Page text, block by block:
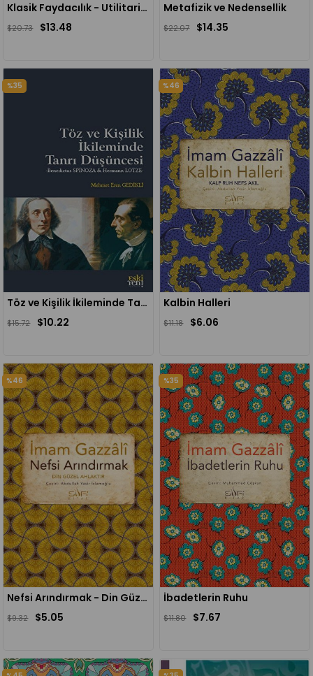
Klasik Faydacılık - Utilitarianism
$13.48
$20.73
Metafizik ve Nedensellik
$14.35
$22.07
Töz ve Kişilik İkileminde Tanrı Düşüncesi
$10.22
$15.72
%35
Kalbin Halleri
$6.06
$11.18
%46
Nefsi Arındırmak - Din Güzel Ahlaktır
$5.05
$9.32
%46
İbadetlerin Ruhu
$7.67
$11.80
%35